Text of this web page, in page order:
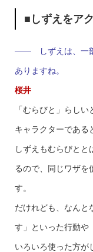
■しずえをア
—— しずえは、一部
ありますね。
桜井
「むらびと」らし
キャラクターである
しずえもむらびと
るので、同じワザを
す。
だけれども、なんと
す」といった行動や
いろいろ使った方が